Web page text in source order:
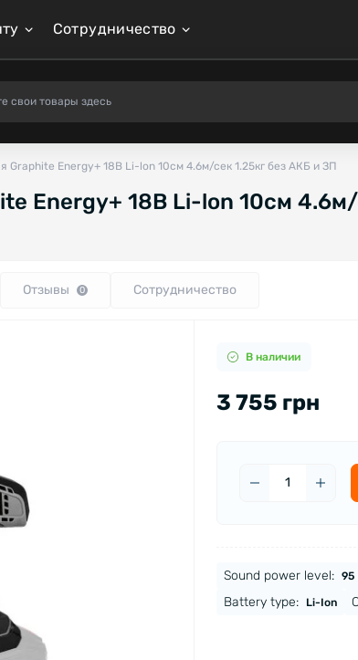
Сотрудничество
Graphite Energy+ 18В Li-lon 10см 4.6м/сек 1.25кг без АКБ и ЗП
Energy+ 18В Li-lon 10см
Отзывы 0 Сотрудничество
В наличии
3 755 грн
Sound power level: 95
Battery type: Li-Ion